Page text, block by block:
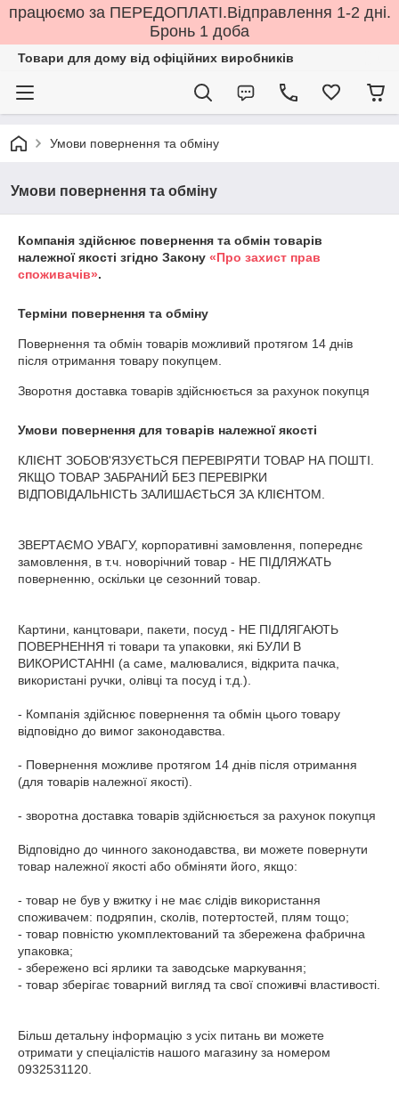
працюємо за ПЕРЕДОПЛАТІ.Відправлення 1-2 дні.
Бронь 1 доба
Товари для дому від офіційних виробників
Умови повернення та обміну
Умови повернення та обміну
Компанія здійснює повернення та обмін товарів
належної якості згідно Закону «Про захист прав
споживачів».
Терміни повернення та обміну
Повернення та обмін товарів можливий протягом 14 днів
після отримання товару покупцем.
Зворотня доставка товарів здійснюється за рахунок покупця
Умови повернення для товарів належної якості
КЛІЄНТ ЗОБОВ'ЯЗУЄТЬСЯ ПЕРЕВІРЯТИ ТОВАР НА ПОШТІ.
ЯКЩО ТОВАР ЗАБРАНИЙ БЕЗ ПЕРЕВІРКИ
ВІДПОВІДАЛЬНІСТЬ ЗАЛИШАЄТЬСЯ ЗА КЛІЄНТОМ.
ЗВЕРТАЄМО УВАГУ, корпоративні замовлення, попереднє
замовлення, в т.ч. новорічний товар - НЕ ПІДЛЯЖАТЬ
поверненню, оскільки це сезонний товар.
Картини, канцтовари, пакети, посуд - НЕ ПІДЛЯГАЮТЬ
ПОВЕРНЕННЯ ті товари та упаковки, які БУЛИ В
ВИКОРИСТАННІ (а саме, малювалися, відкрита пачка,
використані ручки, олівці та посуд і т.д.).
- Компанія здійснює повернення та обмін цього товару
відповідно до вимог законодавства.
- Повернення можливе протягом 14 днів після отримання
(для товарів належної якості).
- зворотна доставка товарів здійснюється за рахунок покупця
Відповідно до чинного законодавства, ви можете повернути
товар належної якості або обміняти його, якщо:
- товар не був у вжитку і не має слідів використання
споживачем: подряпин, сколів, потертостей, плям тощо;
- товар повністю укомплектований та збережена фабрична
упаковка;
- збережено всі ярлики та заводське маркування;
- товар зберігає товарний вигляд та свої споживчі властивості.
Більш детальну інформацію з усіх питань ви можете
отримати у спеціалістів нашого магазину за номером
0932531120.